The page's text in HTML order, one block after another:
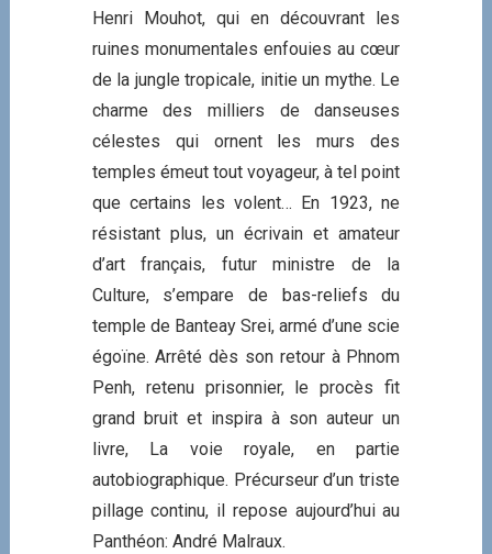
Henri Mouhot, qui en découvrant les
ruines monumentales enfouies au cœur
de la jungle tropicale, initie un mythe. Le
charme des milliers de danseuses
célestes qui ornent les murs des
temples émeut tout voyageur, à tel point
que certains les volent… En 1923, ne
résistant plus, un écrivain et amateur
d’art français, futur ministre de la
Culture, s’empare de bas-reliefs du
temple de Banteay Srei, armé d’une scie
égoïne. Arrêté dès son retour à Phnom
Penh, retenu prisonnier, le procès fit
grand bruit et inspira à son auteur un
livre, La voie royale, en partie
autobiographique. Précurseur d’un triste
pillage continu, il repose aujourd’hui au
Panthéon: André Malraux.